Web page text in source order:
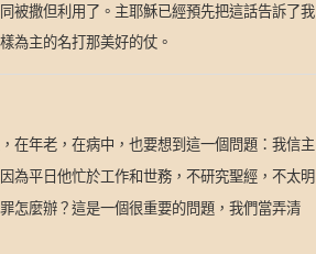
被撒但利用了。主耶穌已經預先把這話告訴了我
為主的名打那美好的仗。
在年老，在病中，也要想到這一個問題：我信主
為平日他忙於工作和世務，不研究聖經，不太明
怎麼辦？這是一個很重要的問題，我們當弄清